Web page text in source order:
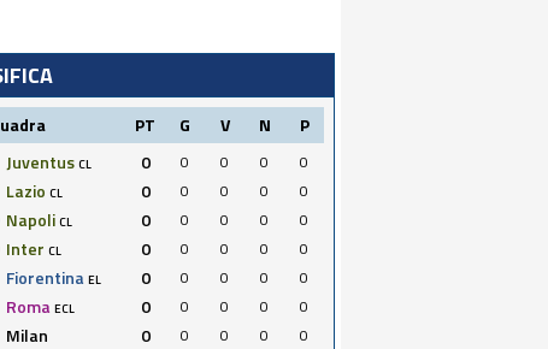
PT G V N P
Juventus CL 0 0 0 0
0
Lazio CL 0 0 0 0
0
Napoli CL 0 0 0 0
0
Inter CL 0 0 0 0
0
Fiorentina EL 0 0 0 0
0
Roma ECL 0 0 0 0
0
Milan 0 0 0 0
0